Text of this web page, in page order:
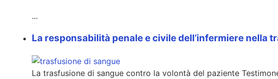
...
La responsabilità penale e civile dell’infermiere nella
La trasfusione di sangue contro la volontà del paziente